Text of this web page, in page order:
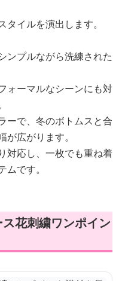
イルを演出します。
ンプルながら洗練された
ォーマルなシーンにも対
ーで、冬のボトムスと合
広がります。
対応し、一枚でも重ね着
です。
花刺繍ワンポイン